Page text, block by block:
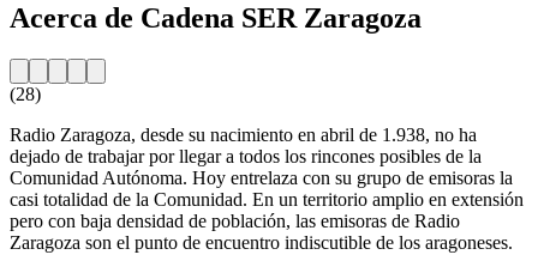
Acerca de Cadena SER Zaragoza
(28)
Radio Zaragoza, desde su nacimiento en abril de 1.938, no ha
dejado de trabajar por llegar a todos los rincones posibles de la
Comunidad Autónoma. Hoy entrelaza con su grupo de emisoras la
casi totalidad de la Comunidad. En un territorio amplio en extensión
pero con baja densidad de población, las emisoras de Radio
Zaragoza son el punto de encuentro indiscutible de los aragoneses.